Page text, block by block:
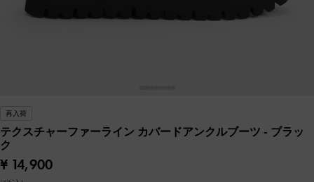
再入荷
テクスチャーファーライン カバードアンクルブーツ - ブラッ
ク
¥ 14,900